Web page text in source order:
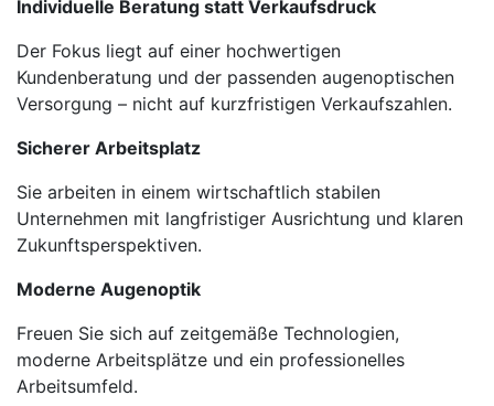
Individuelle Beratung statt Verkaufsdruck
Der Fokus liegt auf einer hochwertigen
Kundenberatung und der passenden augenoptischen
Versorgung – nicht auf kurzfristigen Verkaufszahlen.
Sicherer Arbeitsplatz
Sie arbeiten in einem wirtschaftlich stabilen
Unternehmen mit langfristiger Ausrichtung und klaren
Zukunftsperspektiven.
Moderne Augenoptik
Freuen Sie sich auf zeitgemäße Technologien,
moderne Arbeitsplätze und ein professionelles
Arbeitsumfeld.